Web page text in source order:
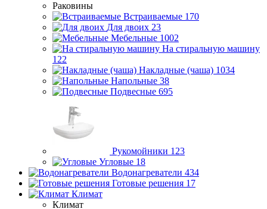
Раковины
Встраиваемые 170
Для двоих 23
Мебельные 1002
На стиральную машину
122
Накладные (чаша) 1034
Напольные 38
Подвесные 695
Рукомойники 123
Угловые 18
Водонагреватели 434
Готовые решения 17
Климат
Климат